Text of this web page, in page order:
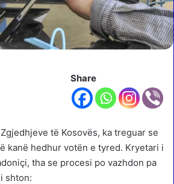
Share
të Kosovës, ka treguar se
kanë hedhur votën e tyred. Kryetari i
tha se procesi po vazhdon pa
shton: